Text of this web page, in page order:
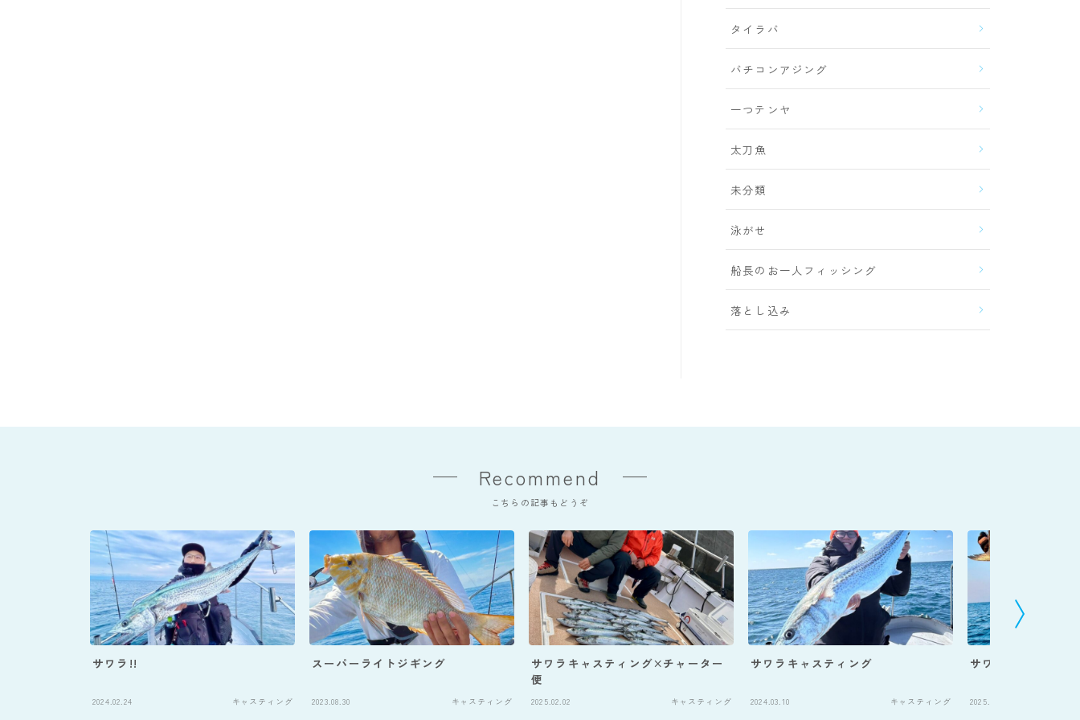
タイラバ
バチコンアジング
一つテンヤ
太刀魚
未分類
泳がせ
船長のお一人フィッシング
落とし込み
Recommend
こちらの記事もどうぞ
サワラ!!
2024.02.24 キャスティング
スーパーライトジギング
2023.08.30 キャスティング
サワラキャスティング×チャーター
便
2025.02.02 キャスティング
サワラキャスティング
2024.03.10 キャスティング
サワラキャスティ
2025.03.29